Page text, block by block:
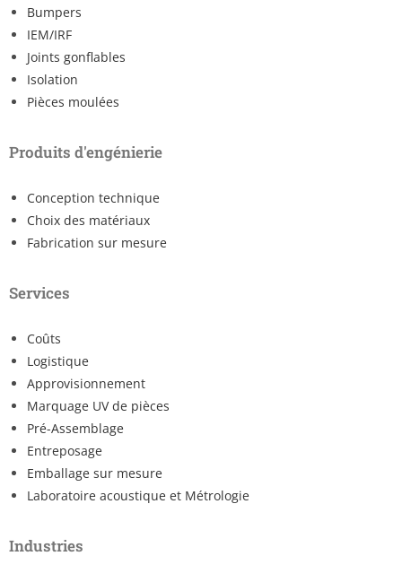
Bumpers
IEM/IRF
Joints gonflables
Isolation
Pièces moulées
Produits d'engénierie
Conception technique
Choix des matériaux
Fabrication sur mesure
Services
Coûts
Logistique
Approvisionnement
Marquage UV de pièces
Pré-Assemblage
Entreposage
Emballage sur mesure
Laboratoire acoustique et Métrologie
Industries